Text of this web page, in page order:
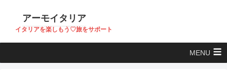
アーモイタリア
イタリアを楽しもう♡旅をサポート
MENU